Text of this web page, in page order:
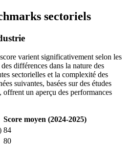
sectoriels
varient significativement selon les
différences dans la nature des
sectorielles et la complexité des
suivantes, basées sur des études
offrent un aperçu des performances
Score moyen (2024-2025)
84
80